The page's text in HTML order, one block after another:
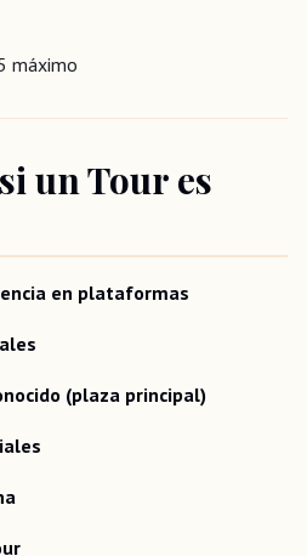
máximo
un Tour es
en plataformas
(plaza principal)